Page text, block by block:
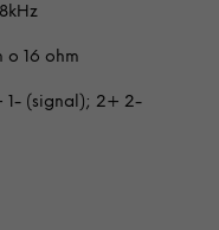
o 16 ohm
1- (signal); 2+ 2-